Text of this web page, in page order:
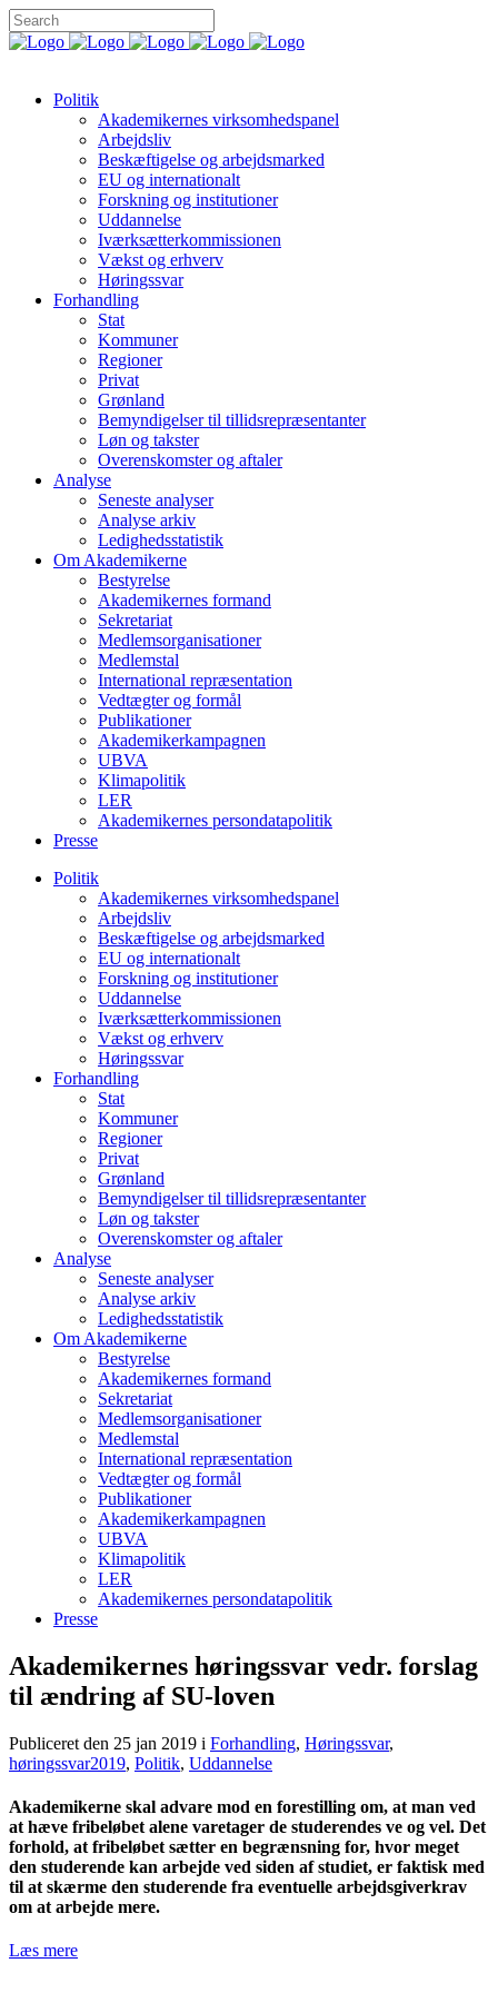
Politik
Akademikernes virksomhedspanel
Arbejdsliv
Beskæftigelse og arbejdsmarked
EU og internationalt
Forskning og institutioner
Uddannelse
Iværksætterkommissionen
Vækst og erhverv
Høringssvar
Forhandling
Stat
Kommuner
Regioner
Privat
Grønland
Bemyndigelser til tillidsrepræsentanter
Løn og takster
Overenskomster og aftaler
Analyse
Seneste analyser
Analyse arkiv
Ledighedsstatistik
Om Akademikerne
Bestyrelse
Akademikernes formand
Sekretariat
Medlemsorganisationer
Medlemstal
International repræsentation
Vedtægter og formål
Publikationer
Akademikerkampagnen
UBVA
Klimapolitik
LER
Akademikernes persondatapolitik
Presse
Politik
Akademikernes virksomhedspanel
Arbejdsliv
Beskæftigelse og arbejdsmarked
EU og internationalt
Forskning og institutioner
Uddannelse
Iværksætterkommissionen
Vækst og erhverv
Høringssvar
Forhandling
Stat
Kommuner
Regioner
Privat
Grønland
Bemyndigelser til tillidsrepræsentanter
Løn og takster
Overenskomster og aftaler
Analyse
Seneste analyser
Analyse arkiv
Ledighedsstatistik
Om Akademikerne
Bestyrelse
Akademikernes formand
Sekretariat
Medlemsorganisationer
Medlemstal
International repræsentation
Vedtægter og formål
Publikationer
Akademikerkampagnen
UBVA
Klimapolitik
LER
Akademikernes persondatapolitik
Presse
Akademikernes høringssvar vedr. forslag
til ændring af SU-loven
Publiceret den 25 jan 2019 i Forhandling, Høringssvar,
høringssvar2019, Politik, Uddannelse
Akademikerne skal advare mod en forestilling om, at man ved
at hæve fribeløbet alene varetager de studerendes ve og vel. Det
forhold, at fribeløbet sætter en begrænsning for, hvor meget
den studerende kan arbejde ved siden af studiet, er faktisk med
til at skærme den studerende fra eventuelle arbejdsgiverkrav
om at arbejde mere.
Læs mere